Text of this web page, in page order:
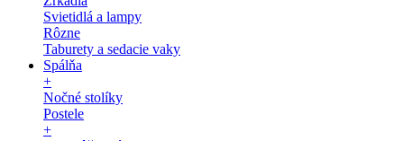
Svietidlá a lampy
Rôzne
Taburety a sedacie vaky
Spálňa
+
Nočné stolíky
Postele
+